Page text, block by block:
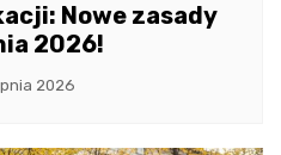
Nowe zasady
2026!
2026